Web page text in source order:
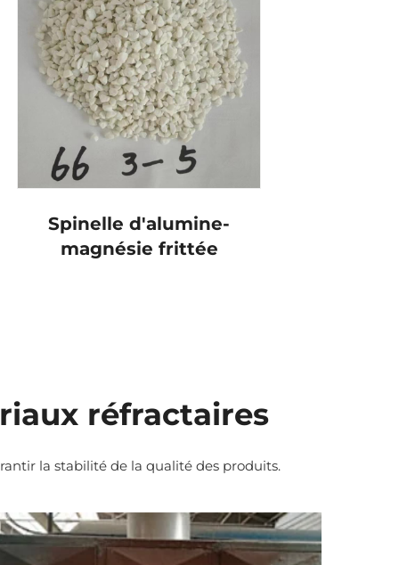
Spinelle d'alumine-
magnésie frittée
réfractaires
la stabilité de la qualité des produits.